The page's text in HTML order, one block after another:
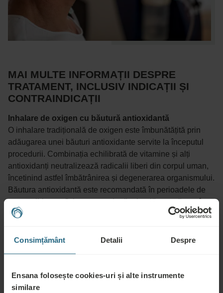
Consimțământ Detalii Despre
Ensana folosește cookies-uri și alte instrumente
similare
MAI MULTE INFORMAȚII DESPRE
TRATAMENT, INCLUSIV INDICAȚII ȘI
CONTRAINDICAȚII
Inhalare de oxigen cu băutură antioxidantă
O inhalare tradițională de oxigen este îmbunătățită prin
adăugarea unei băuturi antioxidante servite la începutul
procedurii. Combinația echilibrată de vitamine și alți
antioxidanți neutralizează radicalii liberi din corpul uman,
încetinind astfel îmbătrânirea și degenerarea organismului.
Băutura antioxidantă este recomandată în perioadele de
stres psihic sau fizic crescut, după o boală severă sau în
timpul unui mod de viață dezechilibrat.
Recomandat pentru:
Stres, oboseală, insuficiență respiratorie acută și cronică,
afecțiuni respiratorii cronice (de exemplu, boli pulmonare